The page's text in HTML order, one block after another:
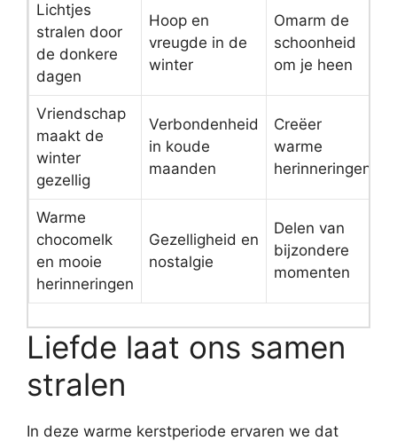
Lichtjes
stralen door
de donkere
dagen
Hoop en
vreugde in de
winter
Omarm de
schoonheid
om je heen
Vriendschap
maakt de
winter
gezellig
Verbondenheid
in koude
maanden
Creëer
warme
herinneringen
Warme
chocomelk
en mooie
herinneringen
Gezelligheid en
nostalgie
Delen van
bijzondere
momenten
Liefde laat ons samen
stralen
In deze warme kerstperiode ervaren we dat